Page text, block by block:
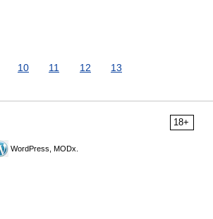
10 11 12 13
18+
WordPress, MODx.